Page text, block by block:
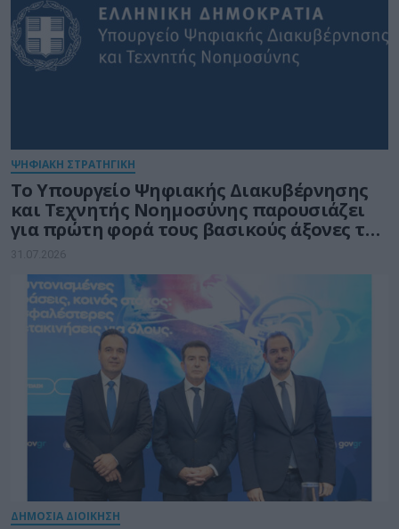
ΨΗΦΙΑΚΗ ΣΤΡΑΤΗΓΙΚΗ
Το Υπουργείο Ψηφιακής Διακυβέρνησης
και Τεχνητής Νοημοσύνης παρουσιάζει
για πρώτη φορά τους βασικούς άξονες του
νέου Εθνικού Διαστημικού Προγράμματος
31.07.2026
ΔΗΜΟΣΙΑ ΔΙΟΙΚΗΣΗ